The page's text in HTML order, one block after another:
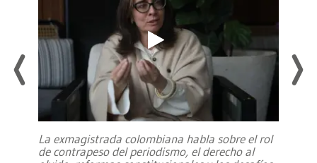
La exmagistrada colombiana habla sobre el rol
de contrapeso del periodismo, el derecho al